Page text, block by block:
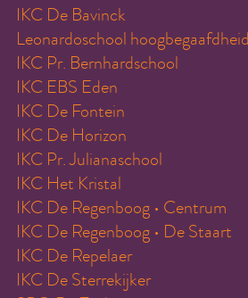
IKC De Bavinck
Leonardoschool
IKC Pr. Bernhardschool
IKC EBS Eden
IKC De Fontein
IKC De Horizon
IKC Pr. Julianaschool
IKC Het Kristal
IKC De Regenboog • Centrum
IKC De Regenboog • De Staart
IKC De Repelaer
IKC De Sterrekijker